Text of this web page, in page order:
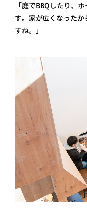
「庭でBBQしたり、
す。家が広くなった
すね。」